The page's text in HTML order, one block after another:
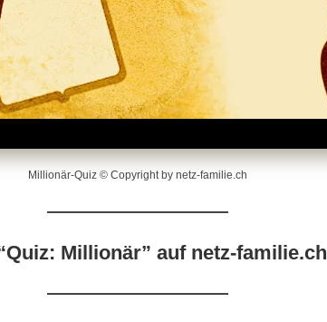
Millionär-Quiz © Copyright by netz-familie.ch
Millionär” auf netz-familie.ch